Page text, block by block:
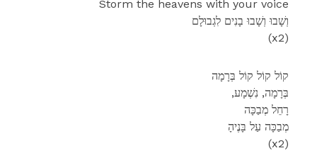
Storm the heavens with your voice
וְשָׁבוּ וְשָׁבוּ בָנִים לִגְבוּלָם
(x2)
קוֹל קוֹל קוֹל בְּרָמָה
,בְּרָמָה, נִשְׁמָע
רָחֵל מְבַכָּה
מְבַכָּה עַל בָּנֶיהָ
(x2)